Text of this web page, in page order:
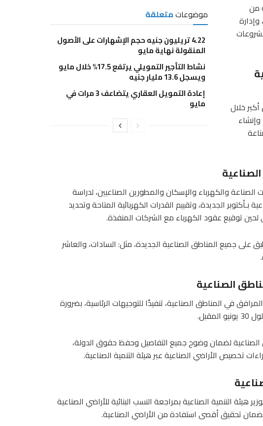
موضوعاتمتعلقة
4.22 تريليون جنيه حجم الإشهارات على الأصول
المنقولة نهاية مايو
نشاط التأجير التمويلي يرتفع 17.5% خلال مايو
ويسجل 13.6 مليار جنيه
إعادة التمويل العقاري يتضاعف 3 مرات في
مايو
من
خلال
والكهرباء والإسكان والمطورين الصناعيين، لدراسة
الجديدة، وتقييم القدرات الكهربائية المتاحة وتحديد
توقيع عقود الكهرباء مع الشركات المنفذة.
على جميع المناطق الصناعية الجديدة، مثل: السادات، والعاشر
الصناعية
في المناطق الصناعية، تنفيذًا للتوجيهات الرئاسية، بضرورة
لضمان وضوح جميع التفاصيل وحفظ حقوق الدولة،
تخصيص الأراضي الصناعية عبر هيئة التنمية الصناعية.
التنمية الصناعية بمراجعة النسب البنائية للأراضي الصناعية
لضمان تحقيق أقصى استفادة من الأراضي الصناعية.